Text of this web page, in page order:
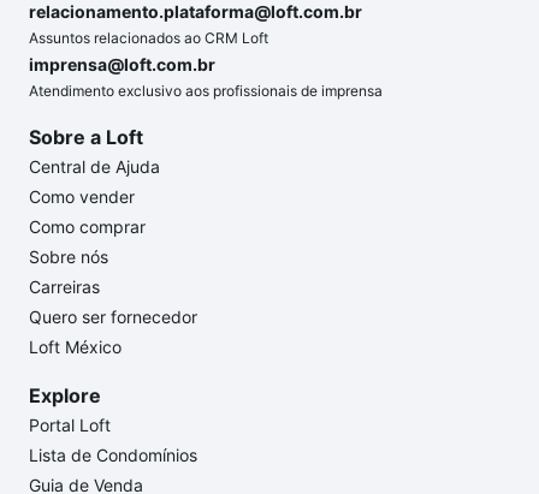
relacionamento.plataforma@loft.com.br
Assuntos relacionados ao CRM Loft
imprensa@loft.com.br
Atendimento exclusivo aos profissionais de imprensa
Sobre a Loft
Central de Ajuda
Como vender
Como comprar
Sobre nós
Carreiras
Quero ser fornecedor
Loft México
Explore
Portal Loft
Lista de Condomínios
Guia de Venda